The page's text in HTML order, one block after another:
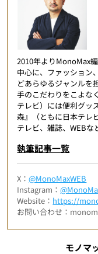
2010年よりMonoMax
中心に、ファッション
どあらゆるジャンルを
手のこだわりをこよな
テレビ）には便利グッ
森』（ともに日本テレ
テレビ、雑誌、WEBな
執筆記事一覧
X：@MonoMaxWEB
Instagram：
Website： https://
お問い合わせ：
モノマ